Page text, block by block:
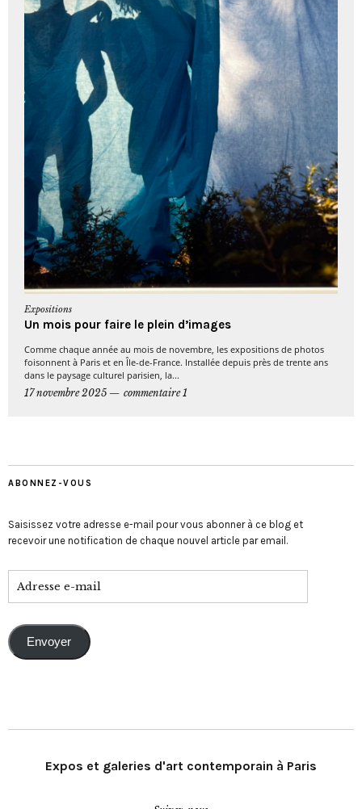
Expositions
Un mois pour faire le plein d’images
Comme chaque année au mois de novembre, les expositions de photos
foisonnent à Paris et en Île-de-France. Installée depuis près de trente ans
dans le paysage culturel parisien, la...
17 novembre 2025
commentaire 1
ABONNEZ-VOUS
Saisissez votre adresse e-mail pour vous abonner à ce blog et
recevoir une notification de chaque nouvel article par email.
Envoyer
Expos et galeries d'art contemporain à Paris